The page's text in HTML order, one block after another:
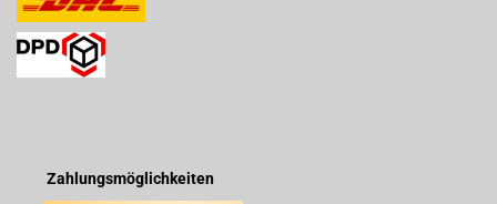
Zahlungsmöglichkeiten